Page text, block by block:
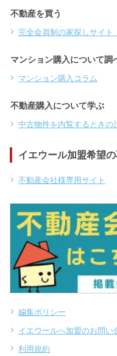
不動産を買う
完全会員制の家探しサイト
マンション購入について調
マンション購入コラム
不動産購入について学ぶ
中古物件を内覧するときの
イエウール加盟希望
不動産会社様専用サイト
編集ポリシー
イエウールへ加盟のお問い
利用規約